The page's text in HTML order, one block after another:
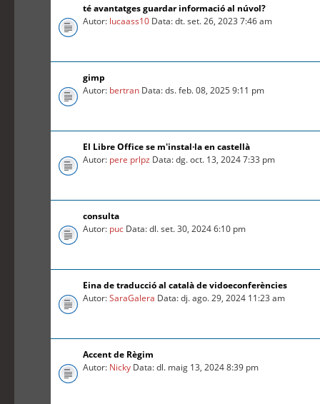
té avantatges guardar informació al núvol?
Autor: lucaass10 Data: dt. set. 26, 2023 7:46 am
gimp
Autor: bertran Data: ds. feb. 08, 2025 9:11 pm
El Libre Office se m'instal·la en castellà
Autor: pere prlpz Data: dg. oct. 13, 2024 7:33 pm
consulta
Autor: puc Data: dl. set. 30, 2024 6:10 pm
Eina de traducció al català de vidoeconferències
Autor:SaraGalera Data: dj. ago. 29, 2024 11:23 am
Accent de Règim
Autor: Nicky Data: dl. maig 13, 2024 8:39 pm